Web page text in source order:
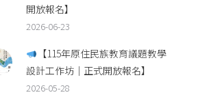
開放報名】
2026-06-23
【115年原住民族教育議題教學
設計工作坊｜正式開放報名】
2026-05-28